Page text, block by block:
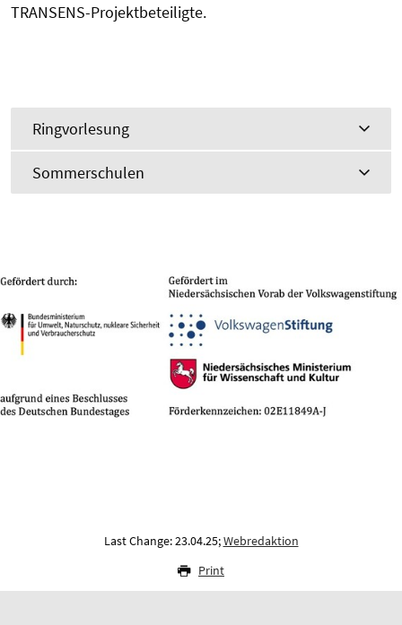
TRANSENS-Projektbeteiligte.
Ringvorlesung
Sommerschulen
Last Change: 23.04.25;Webredaktion
Print